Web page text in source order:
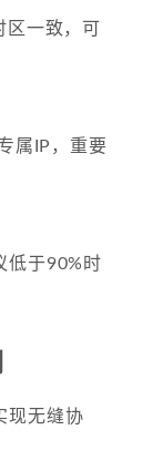
一致，可
属IP，重要
低于90%时
现无缝协